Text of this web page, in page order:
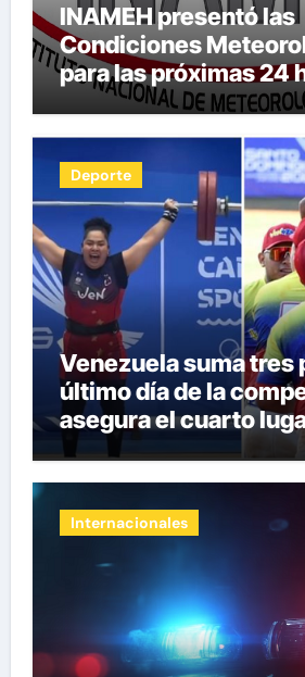
INAMEH presentó las
Condiciones
para las próximas 24
este domingo 9 de
Deporte
Venezuela suma tres
último día de la
asegura el cuarto
premiación de los
2026
Internacionales